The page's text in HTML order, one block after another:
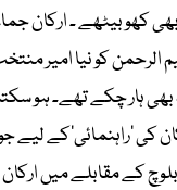
کھو بیٹھے ۔ ارکان
کو نیا امیر
کو وہ بھی ہار چکے تھے۔
’راہنمائی‘کے لیے
کے مقابلے میں